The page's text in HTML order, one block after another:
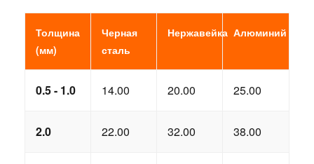
Толщина
(мм)
Черная
сталь
Нержавейка Алюминий
0.5 - 1.0 14.00 20.00 25.00
2.0 22.00 32.00 38.00